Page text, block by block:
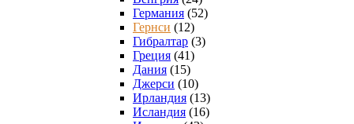
Германия (52)
Гернси (12)
Гибралтар (3)
Греция (41)
Дания (15)
Джерси (10)
Ирландия (13)
Исландия (16)